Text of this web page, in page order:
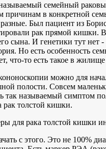
семейный
причинам в конкретной
Был пациент из
рак прямой кишки.
сына. И генетики тут нет -
Но есть особенность
что-то есть такое в жилище
можно для
полости. Совсем
так называемый симптом
рак толстой кишки.
для рака толстой кишки
с этого. Это не 100%